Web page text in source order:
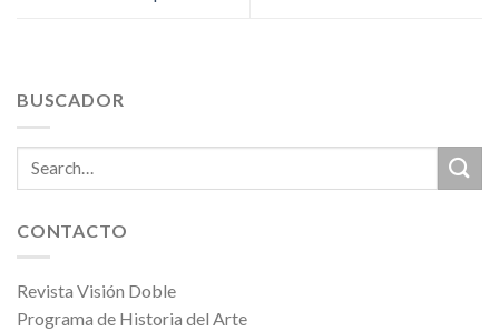
BUSCADOR
CONTACTO
Revista Visión Doble
Programa de Historia del Arte